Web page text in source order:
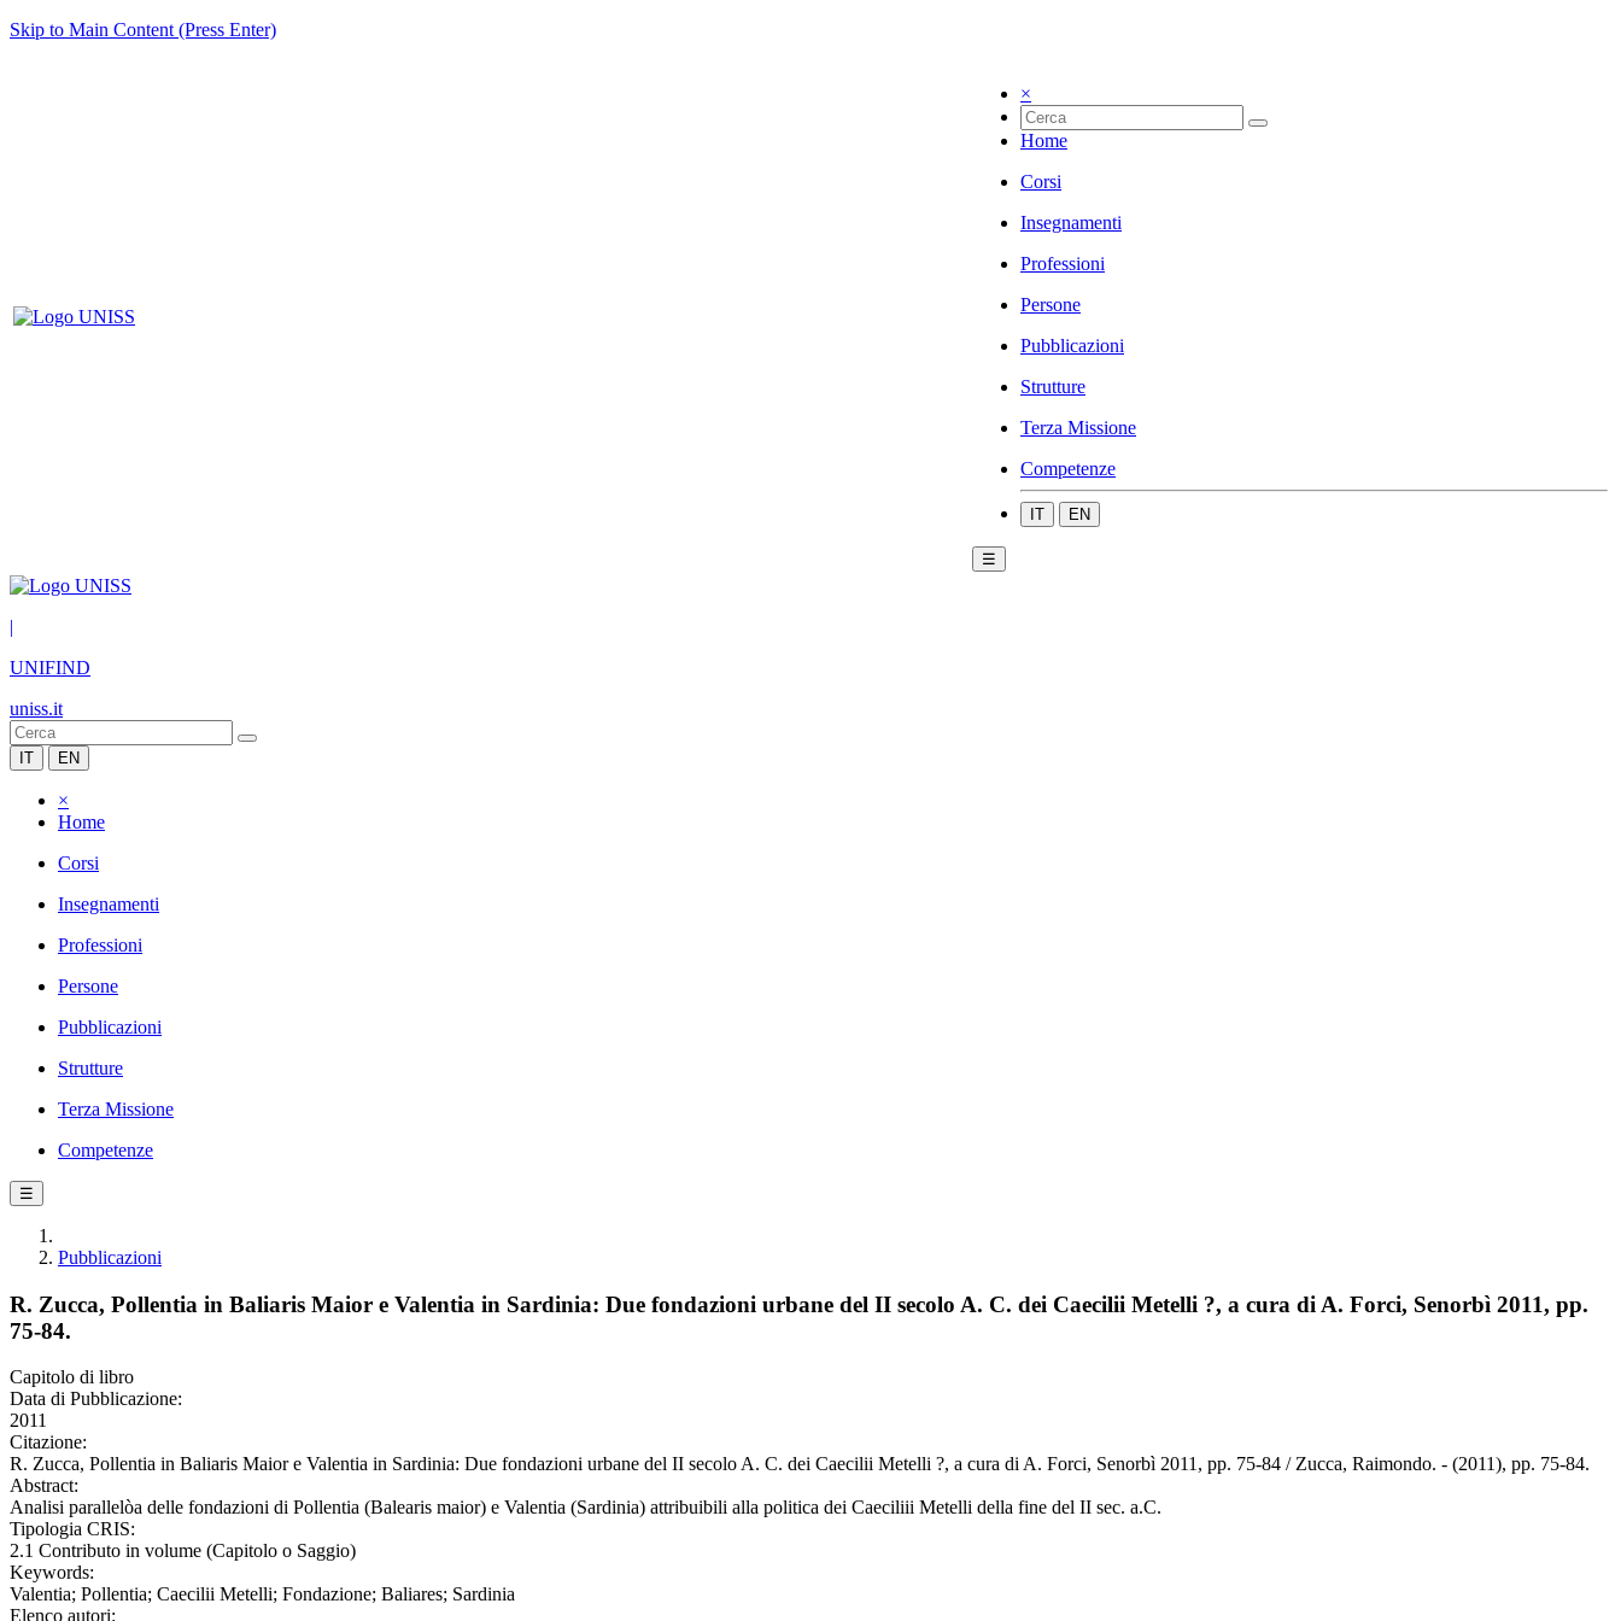
Skip to Main Content (Press Enter)
×
Home
Corsi
Insegnamenti
Professioni
Persone
Pubblicazioni
Strutture
Terza Missione
Competenze
IT EN
☰
|
UNIFIND
uniss.it
IT EN
×
Home
Corsi
Insegnamenti
Professioni
Persone
Pubblicazioni
Strutture
Terza Missione
Competenze
☰
Pubblicazioni
R. Zucca, Pollentia in Baliaris Maior e Valentia in Sardinia: Due fondazioni urbane del II secolo A. C. dei Caecilii Metelli ?, a cura di A. Forci, Senorbì 2011, pp.
75-84.
Capitolo di libro
Data di Pubblicazione:
2011
Citazione:
R. Zucca, Pollentia in Baliaris Maior e Valentia in Sardinia: Due fondazioni urbane del II secolo A. C. dei Caecilii Metelli ?, a cura di A. Forci, Senorbì 2011, pp. 75-84 / Zucca, Raimondo. - (2011), pp. 75-84.
Abstract:
Analisi parallelòa delle fondazioni di Pollentia (Balearis maior) e Valentia (Sardinia) attribuibili alla politica dei Caeciliii Metelli della fine del II sec. a.C.
Tipologia CRIS:
2.1 Contributo in volume (Capitolo o Saggio)
Keywords:
Valentia; Pollentia; Caecilii Metelli; Fondazione; Baliares; Sardinia
Elenco autori: